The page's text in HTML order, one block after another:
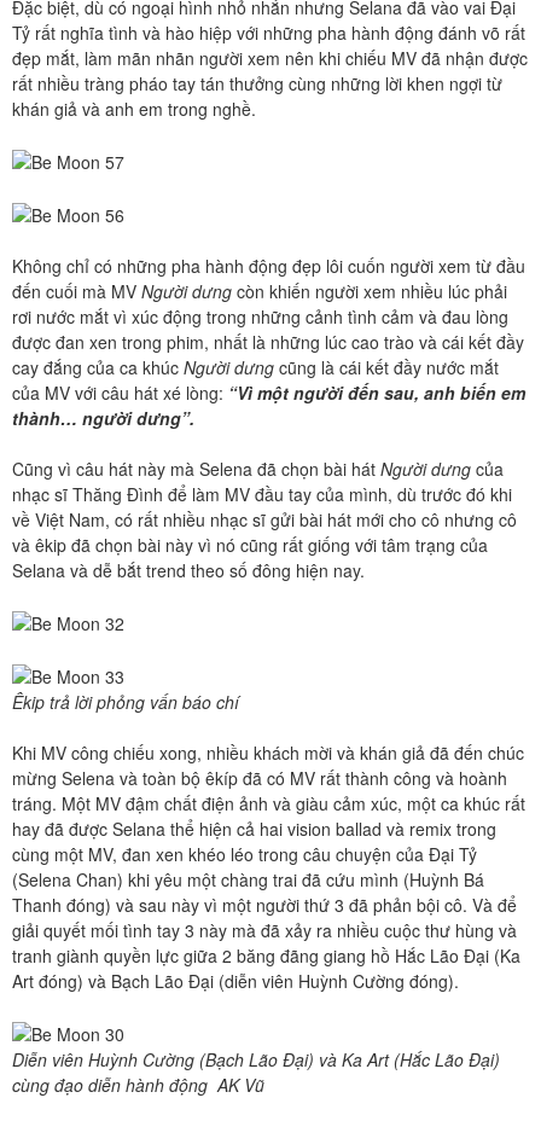
Đặc biệt, dù có ngoại hình nhỏ nhắn nhưng Selana đã vào vai Đại
Tỷ rất nghĩa tình và hào hiệp với những pha hành động đánh võ rất
đẹp mắt, làm mãn nhãn người xem nên khi chiếu MV đã nhận được
rất nhiều tràng pháo tay tán thưởng cùng những lời khen ngợi từ
khán giả và anh em trong nghề.
Không chỉ có những pha hành động đẹp lôi cuốn người xem từ đầu
đến cuối mà MV Người dưng còn khiến người xem nhiều lúc phải
rơi nước mắt vì xúc động trong những cảnh tình cảm và đau lòng
được đan xen trong phim, nhất là những lúc cao trào và cái kết đầy
cay đắng của ca khúc Người dưng cũng là cái kết đầy nước mắt
của MV với câu hát xé lòng: “Vì một người đến sau, anh biến em
thành… người dưng”.
Cũng vì câu hát này mà Selena đã chọn bài hát Người dưng của
nhạc sĩ Thăng Đình để làm MV đầu tay của mình, dù trước đó khi
về Việt Nam, có rất nhiều nhạc sĩ gửi bài hát mới cho cô nhưng cô
và êkip đã chọn bài này vì nó cũng rất giống với tâm trạng của
Selana và dễ bắt trend theo số đông hiện nay.
Êkip trả lời phỏng vấn báo chí
Khi MV công chiếu xong, nhiều khách mời và khán giả đã đến chúc
mừng Selena và toàn bộ êkíp đã có MV rất thành công và hoành
tráng. Một MV đậm chất điện ảnh và giàu cảm xúc, một ca khúc rất
hay đã được Selana thể hiện cả hai vision ballad và remix trong
cùng một MV, đan xen khéo léo trong câu chuyện của Đại Tỷ
(Selena Chan) khi yêu một chàng trai đã cứu mình (Huỳnh Bá
Thanh đóng) và sau này vì một người thứ 3 đã phản bội cô. Và để
giải quyết mối tình tay 3 này mà đã xảy ra nhiều cuộc thư hùng và
tranh giành quyền lực giữa 2 băng đãng giang hồ Hắc Lão Đại (Ka
Art đóng) và Bạch Lão Đại (diễn viên Huỳnh Cường đóng).
Diễn viên Huỳnh Cường (Bạch Lão Đại) và Ka Art (Hắc Lão Đại)
cùng đạo diễn hành động AK Vũ